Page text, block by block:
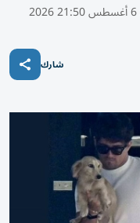
6 أغسطس 21:50 2026
شارك